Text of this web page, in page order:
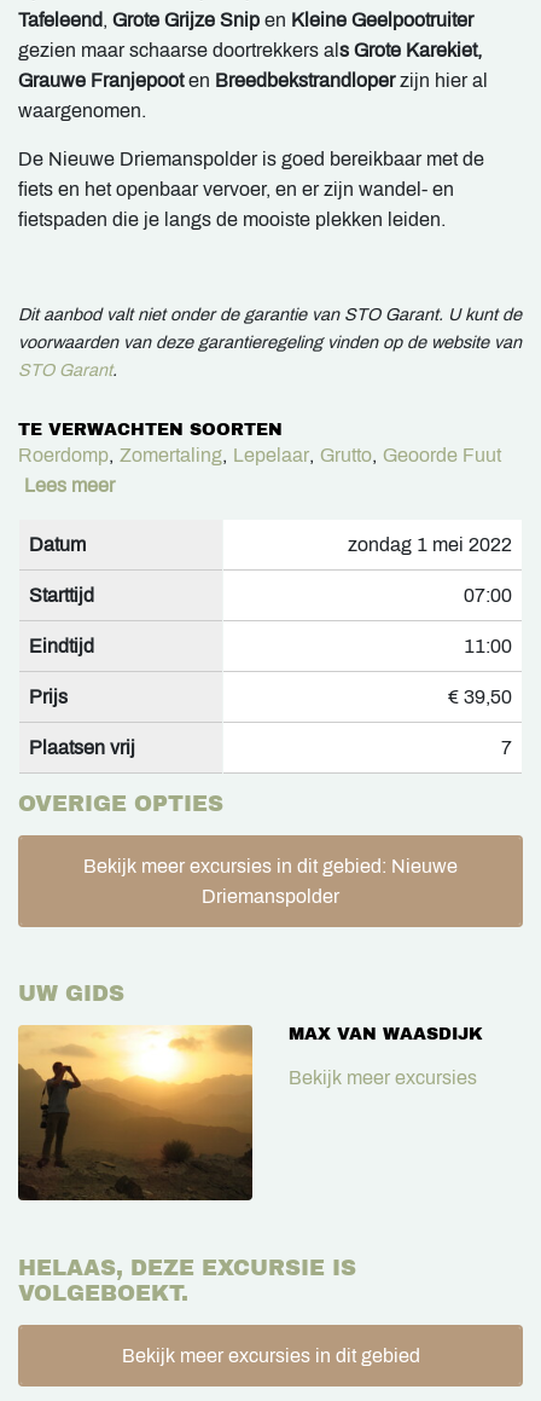
Tafeleend, Grote Grijze Snip en Kleine Geelpootruiter
gezien maar schaarse doortrekkers al s Grote Karekiet,
Grauwe Franjepooten Breedbekstrandloperzijn hier al
waargenomen.
De Nieuwe Driemanspolder is goed bereikbaar met de
fiets en het openbaar vervoer, en er zijn wandel- en
fietspaden die je langs de mooiste plekken leiden.
Dit aanbod valt niet onder de garantie van STO Garant. U kunt de
voorwaarden van deze garantieregeling vinden op de website van
STO Garant.
TE VERWACHTEN SOORTEN
Roerdomp, Zomertaling, Lepelaar, Grutto, Geoorde Fuut
Lees meer
Datum zondag 1 mei 2022
Starttijd 07:00
Eindtijd 11:00
Prijs € 39,50
Plaatsen vrij 7
OVERIGE OPTIES
Bekijk meer excursies in dit gebied: Nieuwe
Driemanspolder
UW GIDS
MAX VAN WAASDIJK
Bekijk meer excursies
HELAAS, DEZE EXCURSIE IS
VOLGEBOEKT.
Bekijk meer excursies in dit gebied